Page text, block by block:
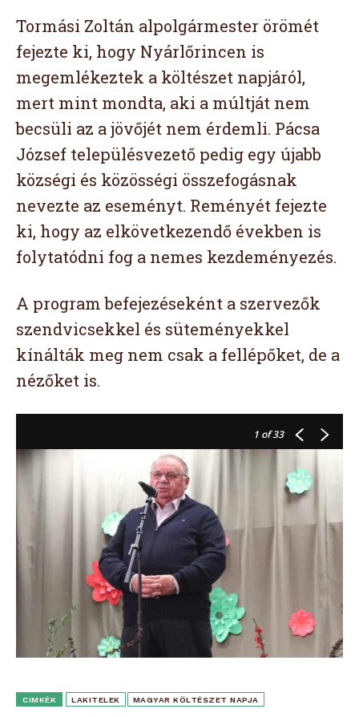
Tormási Zoltán alpolgármester örömét
fejezte ki, hogy Nyárlőrincen is
megemlékeztek a költészet napjáról,
mert mint mondta, aki a múltját nem
becsüli az a jövőjét nem érdemli. Pácsa
József településvezető pedig egy újabb
községi és közösségi összefogásnak
nevezte az eseményt. Reményét fejezte
ki, hogy az elkövetkezendő években is
folytatódni fog a nemes kezdeményezés.
A program befejezéseként a szervezők
szendvicsekkel és süteményekkel
kínálták meg nem csak a fellépőket, de a
nézőket is.
1 of 33
CIMKÉK LAKITELEK MAGYAR KÖLTÉSZET NAPJA